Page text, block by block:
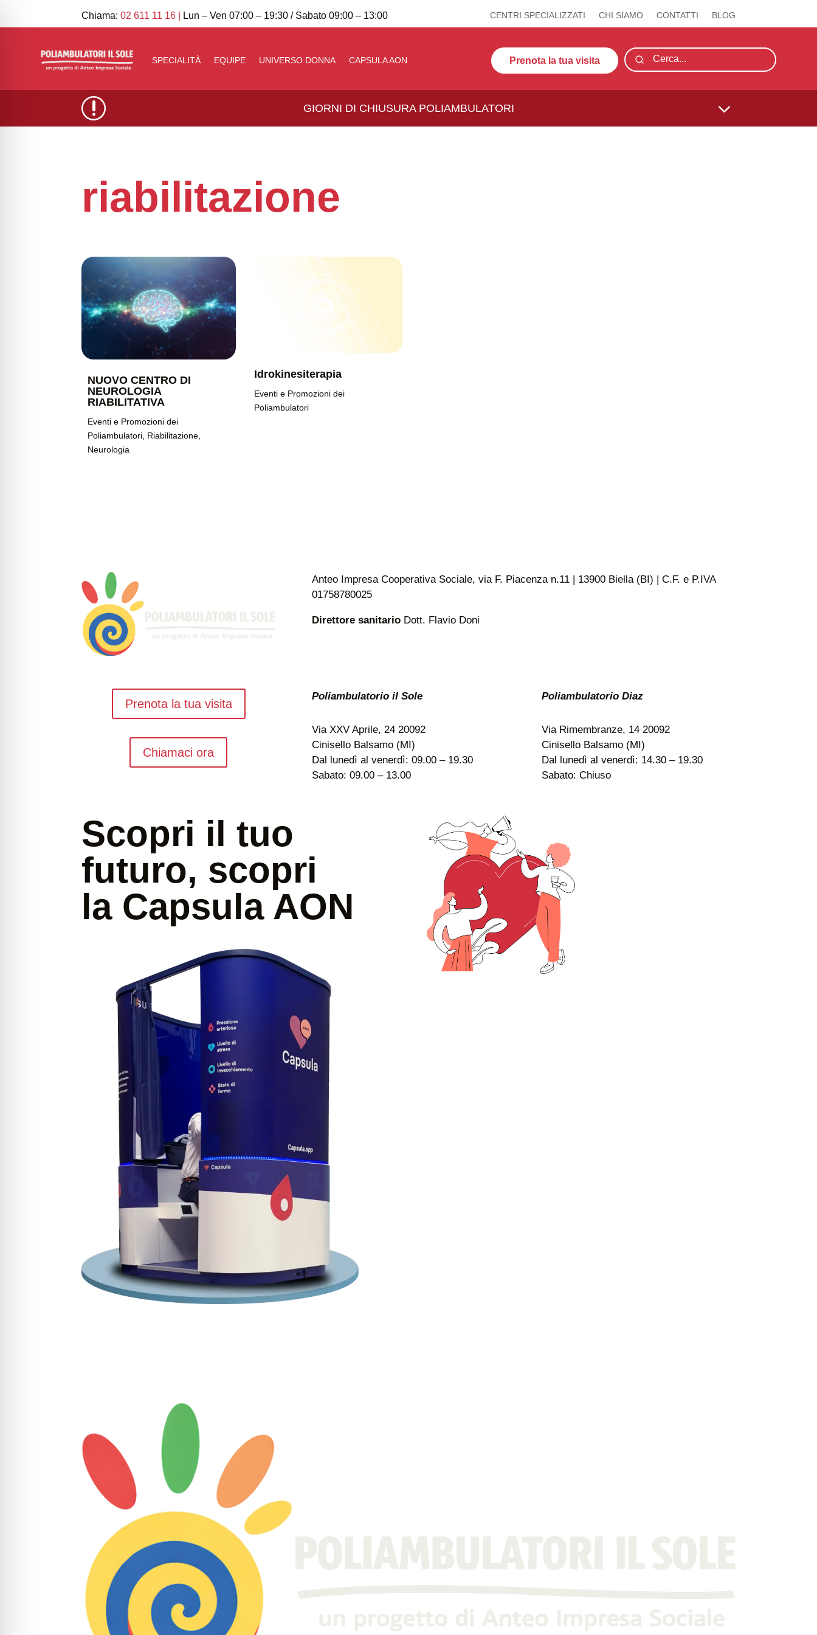
Chiama:02 611 11 16 Lun – Ven 07:00 – 19:30 / Sabato 09:00 – 13:00 CENTRI SPECIALIZZATI CHI SIAMO CONTATTI BLOG
SPECIALITÀ EQUIPE UNIVERSO DONNA CAPSULA AON Prenota la tua visita
r GIORNI DI CHIUSURA POLIAMBULATORI 3
riabilitazione
NUOVO CENTRO DI
NEUROLOGIA
RIABILITATIVA
Eventi e Promozioni dei
Poliambulatori, Riabilitazione,
Neurologia
Idrokinesiterapia
Eventi e Promozioni dei
Poliambulatori
Anteo Impresa Cooperativa Sociale, via F. Piacenza n.11 | 13900 Biella (BI) | C.F. e P.IVA
01758780025
Direttore sanitario Dott. Flavio Doni
Prenota la tua visita
Chiamaci ora
Poliambulatorio il Sole
Via XXV Aprile, 24 20092
Cinisello Balsamo (MI)
Dal lunedì al venerdì: 09.00 – 19.30
Sabato: 09.00 – 13.00
Poliambulatorio Diaz
Via Rimembranze, 14 20092
Cinisello Balsamo (MI)
Dal lunedì al venerdì: 14.30 – 19.30
Sabato: Chiuso
Scopri il tuo
futuro, scopri
la Capsula AON